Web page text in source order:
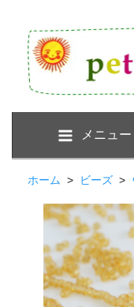
メニュー
ホーム > ビーズ >